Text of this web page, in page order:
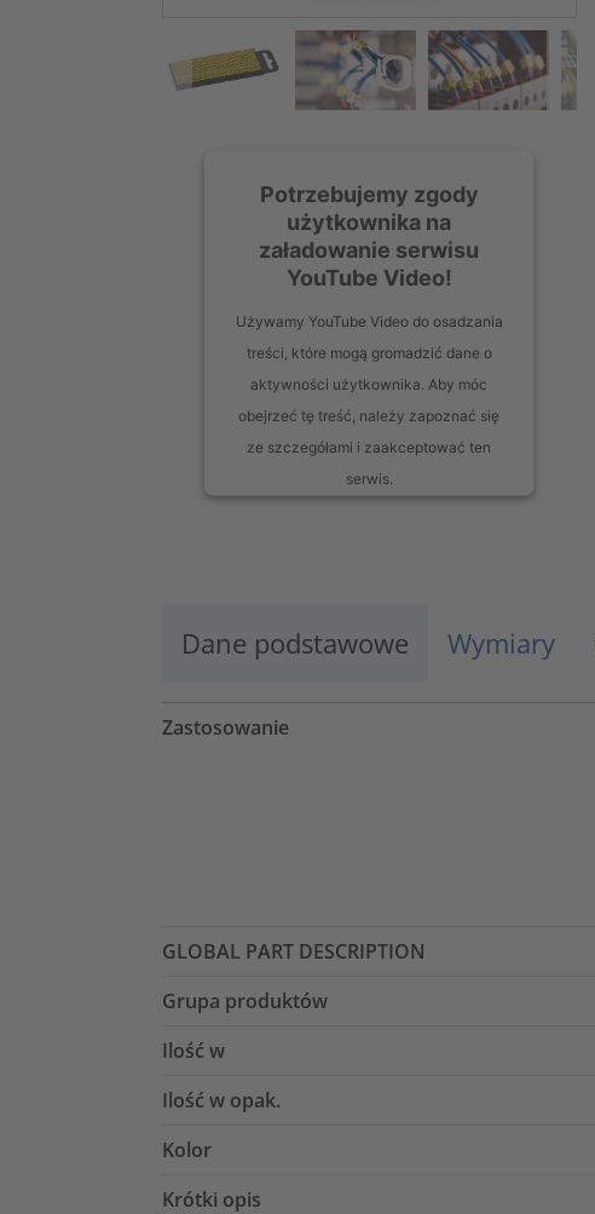
Potrzebujemy zgody
użytkownika na
załadowanie serwisu
YouTube Video!
Używamy YouTube Video do osadzania
treści, które mogą gromadzić dane o
aktywności użytkownika. Aby móc
obejrzeć tę treść, należy zapoznać się
ze szczegółami i zaakceptować ten
serwis.
powered byUsercentrics Consent
Dane podstawowe Wymiary
Zastosowanie
GLOBAL PART DESCRIPTION
Grupa produktów
Ilość w
Ilość w opak.
Kolor
Krótki opis